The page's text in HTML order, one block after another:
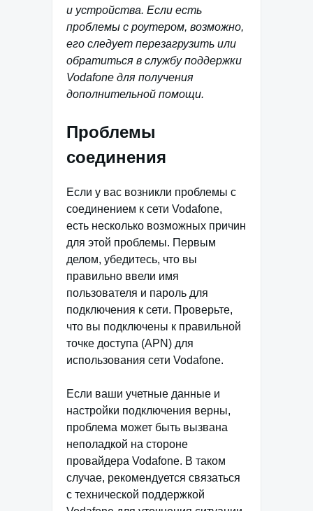
и устройства. Если есть
проблемы с роутером, возможно,
его следует перезагрузить или
обратиться в службу поддержки
Vodafone для получения
дополнительной помощи.
Проблемы
соединения
Если у вас возникли проблемы с
соединением к сети Vodafone,
есть несколько возможных причин
для этой проблемы. Первым
делом, убедитесь, что вы
правильно ввели имя
пользователя и пароль для
подключения к сети. Проверьте,
что вы подключены к правильной
точке доступа (APN) для
использования сети Vodafone.
Если ваши учетные данные и
настройки подключения верны,
проблема может быть вызвана
неполадкой на стороне
провайдера Vodafone. В таком
случае, рекомендуется связаться
с технической поддержкой